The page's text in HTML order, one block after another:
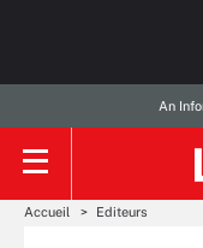
An
Accueil Editeurs